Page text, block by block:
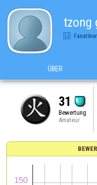
tzong
Fanatiker
ÜBER
31
Bewertung
Amateur